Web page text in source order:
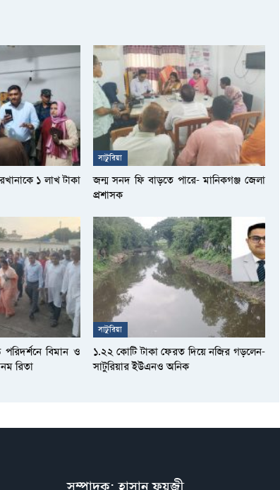
১ লাখ টাকা
সাটুরিয়া
জন্ম সনদ ফি বাড়তে পারে- মানিকগঞ্জ জেলা
প্রশাসক
পরিদর্শনে বিমান ও
রিতা
সাটুরিয়া
১.২২ কোটি টাকা ফেরত দিয়ে নজির গড়লেন-
সাটুরিয়ার ইউএনও অনিক